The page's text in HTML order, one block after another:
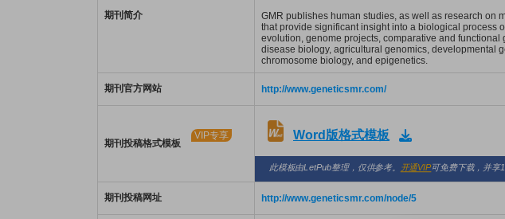
期刊简介
GMR publishes human studies, as well as research on
that provide significant insight into a biological process
evolution, genome projects, comparative and
disease biology, agricultural genomics, developmental
chromosome biology, and epigenetics.
期刊官方网站 http://www.geneticsmr.com/
期刊投稿格式模板
VIP专享 Word版格式模板
此模板由LetPub整理，仅供参考。 开通VIP可免费下载，并享
期刊投稿网址 http://www.geneticsmr.com/node/5